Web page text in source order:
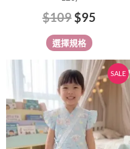
$109 $95
選擇規格
面
選
擇
選
SALE
原
始
價
格：
$109。
目
前
價
格：
$95。
產
品
有
種